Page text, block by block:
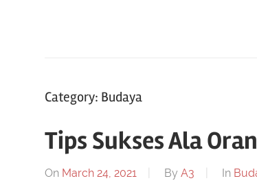
seputar
Category: Budaya
Tips Sukses Ala
On March 24, 2021 By A3 In